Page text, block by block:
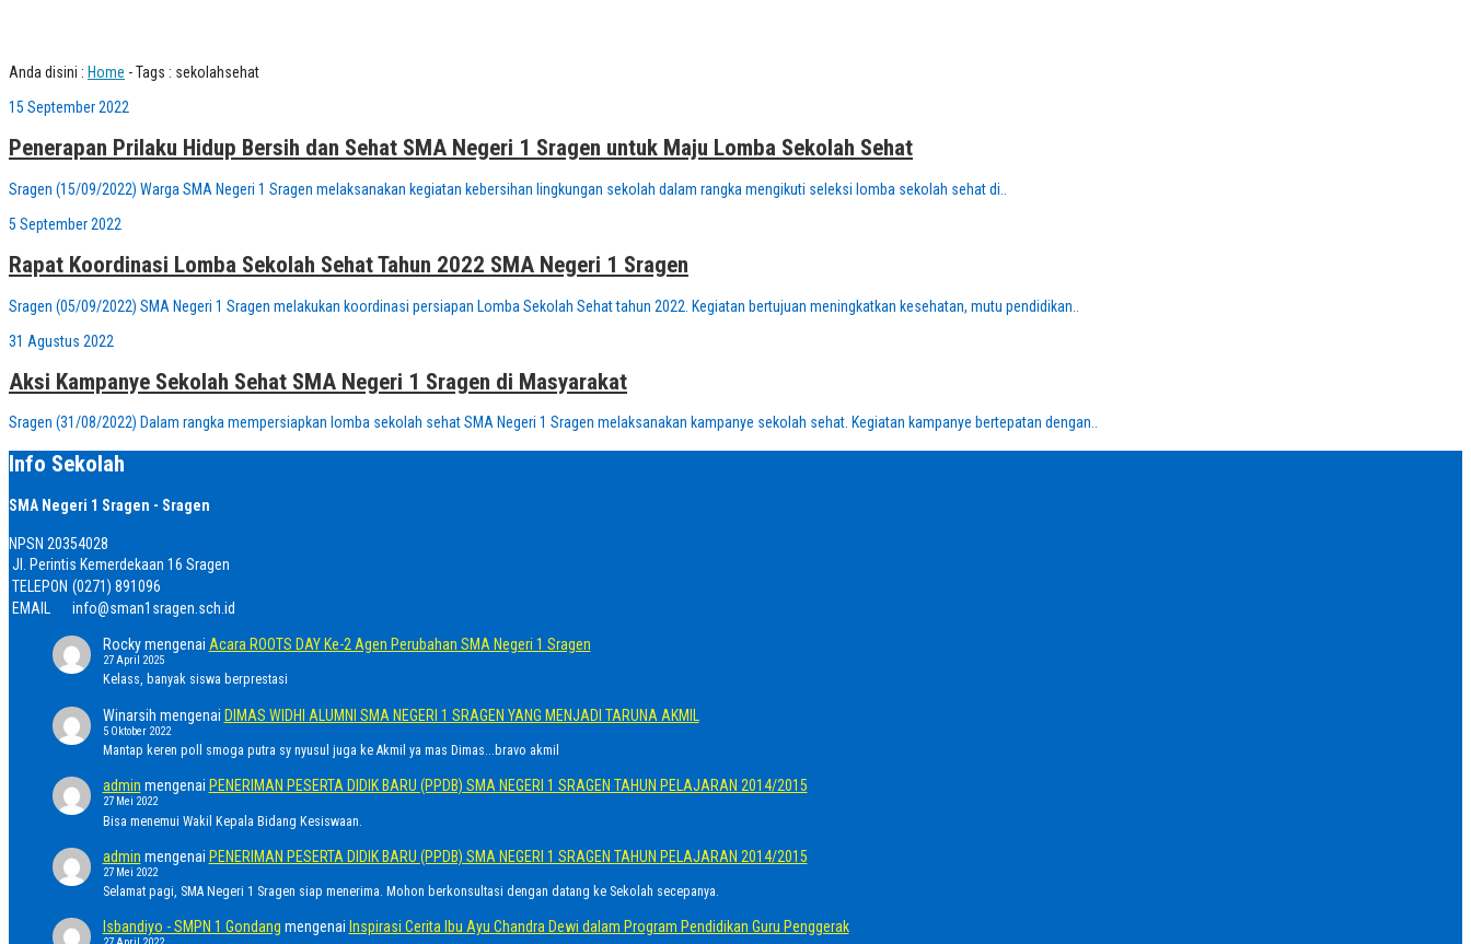
Anda disini : Home -Tags : sekolahsehat
15 September 2022
Penerapan Prilaku Hidup Bersih dan Sehat SMA Negeri 1 Sragen untuk Maju Lomba Sekolah Sehat
Sragen (15/09/2022) Warga SMA Negeri 1 Sragen melaksanakan kegiatan kebersihan lingkungan sekolah dalam rangka mengikuti seleksi lomba sekolah sehat di..
5 September 2022
Rapat Koordinasi Lomba Sekolah Sehat Tahun 2022 SMA Negeri 1 Sragen
Sragen (05/09/2022) SMA Negeri 1 Sragen melakukan koordinasi persiapan Lomba Sekolah Sehat tahun 2022. Kegiatan bertujuan meningkatkan kesehatan, mutu pendidikan..
31 Agustus 2022
Aksi Kampanye Sekolah Sehat SMA Negeri 1 Sragen di Masyarakat
Sragen (31/08/2022) Dalam rangka mempersiapkan lomba sekolah sehat SMA Negeri 1 Sragen melaksanakan kampanye sekolah sehat. Kegiatan kampanye bertepatan dengan..
Info Sekolah
SMA Negeri 1 Sragen - Sragen
NPSN 20354028
Jl. Perintis Kemerdekaan 16 Sragen
TELEPON (0271) 891096
EMAIL
info@sman1sragen.sch.id
Rockymengenai Acara ROOTS DAY Ke-2 Agen Perubahan SMA Negeri 1 Sragen
27 April 2025
Kelass, banyak siswa berprestasi
Winarsih mengenai DIMAS WIDHI ALUMNI SMA NEGERI 1 SRAGEN YANG MENJADI TARUNA AKMIL
5 Oktober 2022
Mantap keren poll smoga putra sy nyusul juga ke Akmil ya mas Dimas...bravo akmil
admin mengenai PENERIMAN PESERTA DIDIK BARU (PPDB) SMA NEGERI 1 SRAGEN TAHUN PELAJARAN 2014/2015
27 Mei 2022
Bisa menemui Wakil Kepala Bidang Kesiswaan.
admin mengenai PENERIMAN PESERTA DIDIK BARU (PPDB) SMA NEGERI 1 SRAGEN TAHUN PELAJARAN 2014/2015
27 Mei 2022
Selamat pagi, SMA Negeri 1 Sragen siap menerima. Mohon berkonsultasi dengan datang ke Sekolah secepanya.
Isbandiyo - SMPN 1 Gondang mengenai Inspirasi Cerita Ibu Ayu Chandra Dewi dalam Program Pendidikan Guru Penggerak